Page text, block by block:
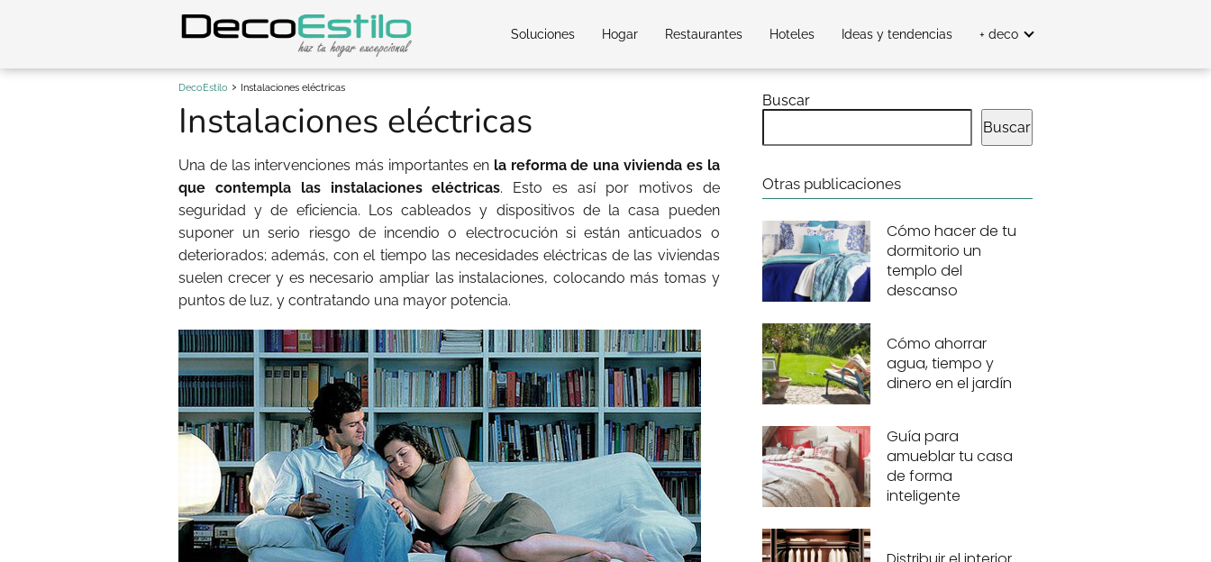
Soluciones Hogar Restaurantes Hoteles Ideas y tendencias + deco
DecoEstilo Instalaciones eléctricas
Instalaciones eléctricas
Una de las intervenciones más importantes en la reforma de una vivienda es la
que contempla las instalaciones eléctricas. Esto es así por motivos de
seguridad y de eficiencia. Los cableados y dispositivos de la casa pueden
suponer un serio riesgo de incendio o electrocución si están anticuados o
deteriorados; además, con el tiempo las necesidades eléctricas de las viviendas
suelen crecer y es necesario ampliar las instalaciones, colocando más tomas y
puntos de luz, y contratando una mayor potencia.
Buscar
Buscar
Otras publicaciones
Cómo hacer de tu
dormitorio un
templo del
descanso
Cómo ahorrar
agua, tiempo y
dinero en el jardín
Guía para
amueblar tu casa
de forma
inteligente